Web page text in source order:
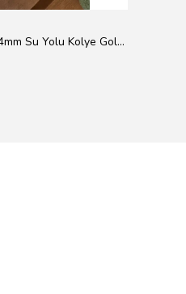
14K Altın Kaplama 4mm Su Yolu Kolye Gold 41cm